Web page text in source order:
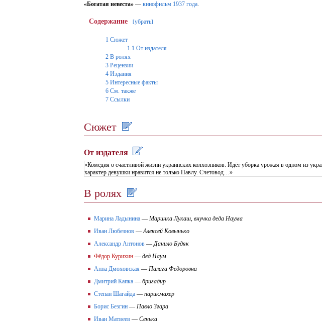
«Богатая невеста» — кинофильм 1937 года.
Содержание [убрать]
1 Сюжет
1.1 От издателя
2 В ролях
3 Рецензии
4 Издания
5 Интересные факты
6 См. также
7 Ссылки
Сюжет
От издателя
«Комедия о счастливой жизни украинских колхозников. Идёт уборка урожая в одном из
характер девушки нравится не только Павлу. Счетовод…»
В ролях
Марина Ладынина — Маринка Лукаш, внучка деда Наума
Иван Любезнов —Алексей Ковынько
Александр Антонов —Данило Будяк
Фёдор Курихин — дед Наум
Анна Дмоховская — Палага Федоровна
Дмитрий Капка — бригадир
Степан Шагайда — парикмахер
Борис Безгин — Павло Згара
Иван Матвеев — Сенька